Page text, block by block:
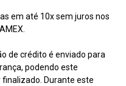
em até 10x sem juros nos
de crédito é enviado para
podendo este
Durante este